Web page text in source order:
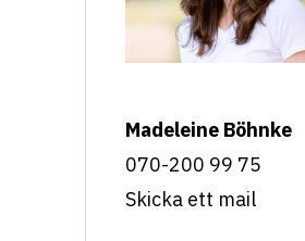
Madeleine Böhnke
070-200 99 75
Skicka ett mail